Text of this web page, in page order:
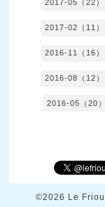
2017-05（22）
2017-02（11）
2016-11（16）
2016-08（12）
2016-05（20）
©2026 Le